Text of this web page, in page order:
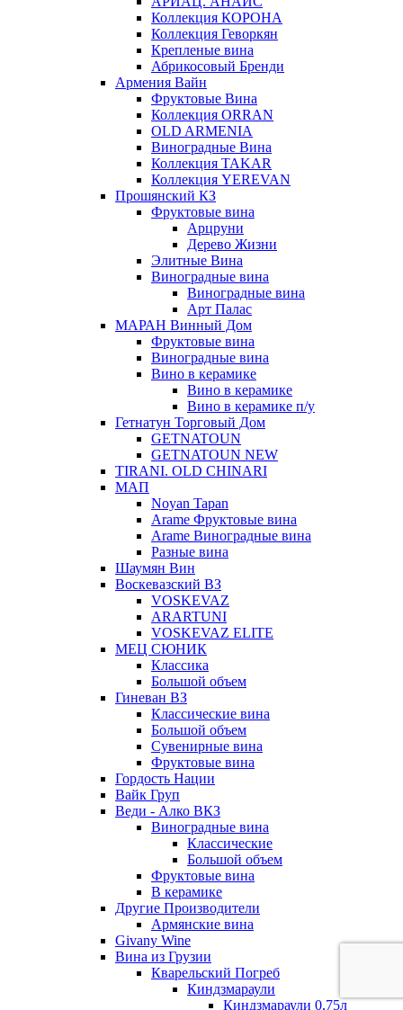
Коллекция КОРОНА
Коллекция Геворкян
Крепленые вина
Абрикосовый Бренди
Армения Вайн
Фруктовые Вина
Коллекция ORRAN
OLD ARMENIA
Виноградные Вина
Коллекция TAKAR
Коллекция YEREVAN
Прошянский КЗ
Фруктовые вина
Арцруни
Дерево Жизни
Элитные Вина
Виноградные вина
Виноградные вина
Арт Палас
МАРАН Винный Дом
Фруктовые вина
Виноградные вина
Вино в керамике
Вино в керамике
Вино в керамике п/у
Гетнатун Торговый Дом
GETNATOUN
GETNATOUN NEW
TIRANI. OLD CHINARI
МАП
Noyan Tapan
Arame Фруктовые вина
Arame Виноградные вина
Разные вина
Шаумян Вин
Воскевазский ВЗ
VOSKEVAZ
ARARTUNI
VOSKEVAZ ELITE
МЕЦ СЮНИК
Классика
Большой объем
Гиневан ВЗ
Классические вина
Большой объем
Сувенирные вина
Фруктовые вина
Гордость Нации
Вайк Груп
Веди - Алко ВКЗ
Виноградные вина
Классические
Большой объем
Фруктовые вина
В керамике
Другие Производители
Армянские вина
Givany Wine
Вина из Грузии
Кварельский Погреб
Киндзмараули
Киндзмараули 0,75л